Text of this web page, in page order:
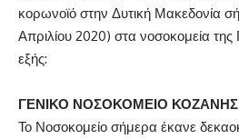
κορωνοϊό στην Δυτική Μακεδονία
Απριλίου 2020) στα νοσοκομεία της
εξής:
ΓΕΝΙΚΟ ΝΟΣΟΚΟΜΕΙΟ ΚΟΖΑΝΗΣ
Το Νοσοκομείο σήμερα έκανε